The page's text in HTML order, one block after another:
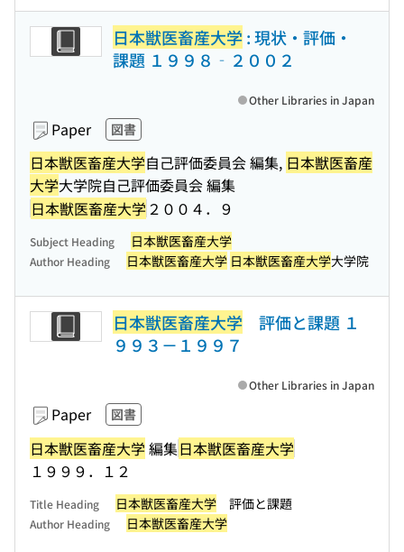
日本獣医畜産大学 : 現状・評価・
課題 １９９８‐２００２
Paper 図書
日本獣医畜産大学自己評価委員会 編集, 日本獣医畜産
大学大学院自己評価委員会 編集
日本獣医畜産大学 ２００４．９
Other Libraries in Japan
Subject Heading 日本獣医畜産大学
Author Heading 日本獣医畜産大学 日本獣医畜産大学大学院
日本獣医畜産大学 評価と課題 １
９９３－１９９７
Paper 図書
日本獣医畜産大学 編集日本獣医畜産大学
１９９９．１２
Other Libraries in Japan
Title Heading 日本獣医畜産大学 評価と課題
Author Heading 日本獣医畜産大学